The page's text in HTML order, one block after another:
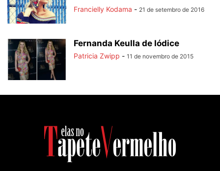
Francielly Kodama - 21 de setembro de 2016
Fernanda Keulla de Iódice
Patricia Zwipp - 11 de novembro de 2015